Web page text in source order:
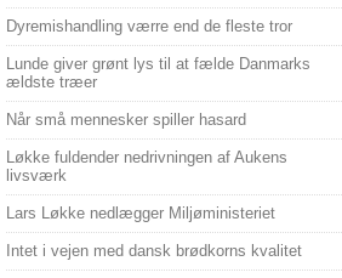
Dyremishandling værre end de fleste tror
Lunde giver grønt lys til at fælde Danmarks
ældste træer
Når små mennesker spiller hasard
Løkke fuldender nedrivningen af Aukens
livsværk
Lars Løkke nedlægger Miljøministeriet
Intet i vejen med dansk brødkorns kvalitet